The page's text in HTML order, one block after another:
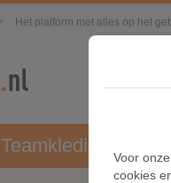
Het platform met alles op het
Teamkleding
Voor
cookies